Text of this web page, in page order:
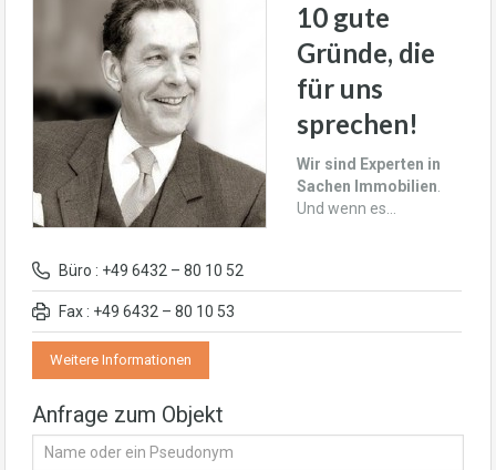
Büro : +49 6432 – 80 10 52
Fax : +49 6432 – 80 10 53
10 gute
Gründe, die
für uns
sprechen!
Wir sind Experten in
Sachen Immobilien
Und wenn es…
Weitere Informationen
Anfrage zum Objekt